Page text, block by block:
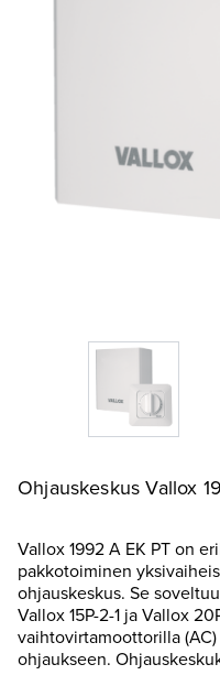
Ohjauskeskus Vallox
Vallox 1992 A EK PT on
pakkotoiminen
ohjauskeskus. Se
Vallox 15P-2-1 ja Vallox
vaihtovirtamoottorilla
ohjaukseen.